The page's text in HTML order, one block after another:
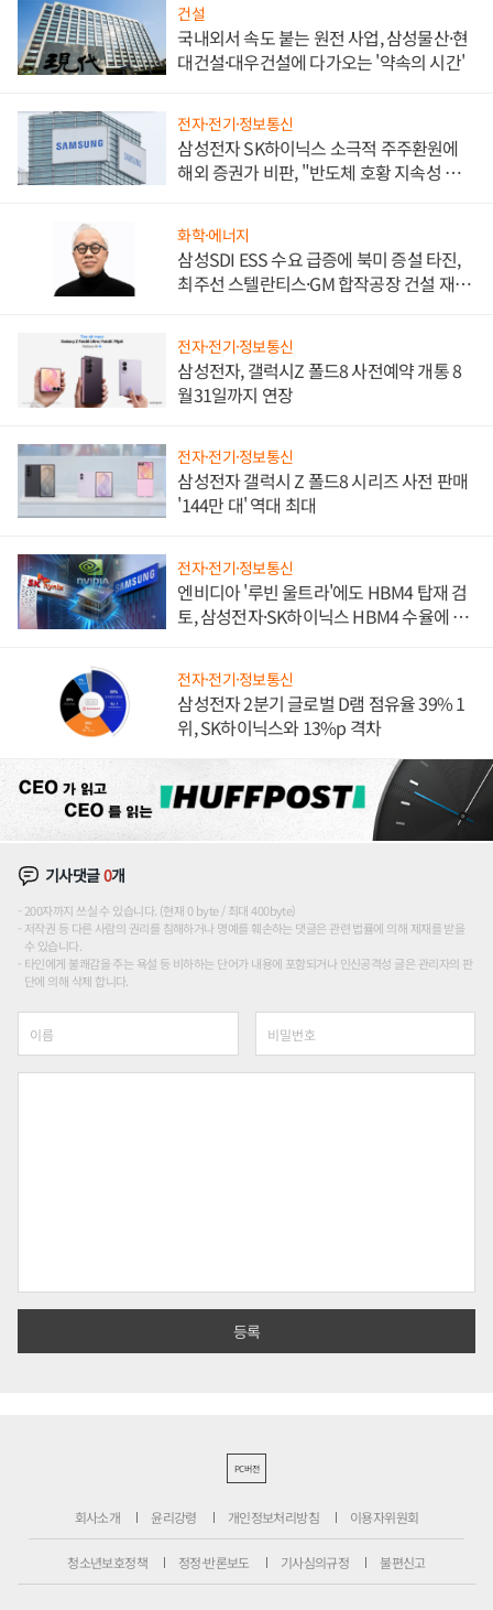
건설
국내외서 속도 붙는 원전 사업, 삼성물산·현
대건설·대우건설에 다가오는 '약속의 시간'
전자·전기·정보통신
삼성전자 SK하이닉스 소극적 주주환원에
해외 증권가 비판, "반도체 호황 지속성 의
화학·에너지
삼성SDI ESS 수요 급증에 북미 증설 타진,
최주선 스텔란티스·GM 합작공장 건설 재추
전자·전기·정보통신
삼성전자, 갤럭시Z 폴드8 사전예약 개통 8
월31일까지 연장
전자·전기·정보통신
삼성전자 갤럭시 Z 폴드8 시리즈 사전 판매
'144만 대' 역대 최대
전자·전기·정보통신
엔비디아 '루빈 울트라'에도 HBM4 탑재 검
토, 삼성전자·SK하이닉스 HBM4 수율에 주
전자·전기·정보통신
삼성전자 2분기 글로벌 D램 점유율 39% 1
위, SK하이닉스와 13%p 격차
기사댓글0개
200자까지 쓰실 수 있습니다. (현재 0 byte / 최대 400byte)
저작권 등 다른 사람의 권리를 침해하거나 명예를 훼손하는 댓글은 관련 법률에 의해 제재를 받을
수 있습니다.
타인에게 불쾌감을 주는 욕설 등 비하하는 단어가 내용에 포함되거나 인신공격성 글은 관리자의 판
단에 의해 삭제 합니다.
PC버전
회사소개 윤리강령 개인정보처리방침 이용자위원회
청소년보호정책 정정·반론보도 기사심의규정 불편신고